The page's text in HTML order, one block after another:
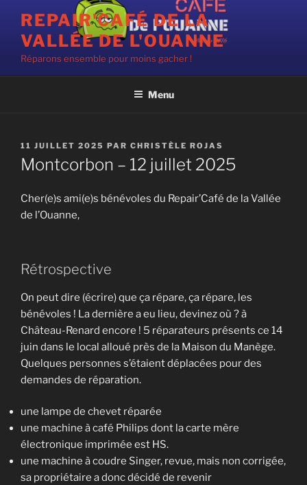
contenu
principal
REPAIR'CAFÉ DE LA
VALLÉE DE L'OUANNE
Réparons ensemble pour moins gacher !
Menu
PUBLIÉ
LE
11 JUILLET 2025 PAR CHRISTÈLE ROJAS
Montcorbon – 12 juillet 2025
Cher(e)s ami(e)s bénévoles du Repair’Café de la Vallée
de l’Ouanne,
Rétrospective
On peut dire (écrire) que ça répare, ça répare, les
bénévoles ! La dernière a eu lieu, devinez où ? à
Château-Renard encore ! 5 réparateurs présents ce 14
juin dans le local alloué près de la Maison du Manège.
Quelques personnes s’étaient déplacées pour des
demandes de réparation.
une lampe de chevet réparée
une machine à café Philips dont la carte mère
électronique imprimée est HS.
une machine à coudre Singer, revue, mais non corrigée,
sa propriétaire a donc décidé de revenir